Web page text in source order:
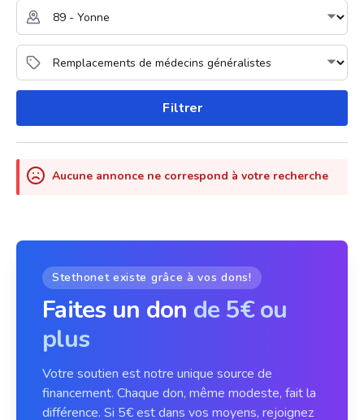
Filtrer
Aucune annonce ne correspond à votre recherche
Stethonet existe grâce à vos dons!
Faites un don de 5€ ou
plus
Votre soutien est notre unique source de
financement. Chaque don, même modeste, fait la
différence. Si 5€ est dans vos moyens, rejoignez